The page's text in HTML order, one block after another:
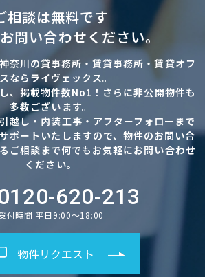
相談は無料です
問い合わせください。
奈川の貸事務所・賃貸事務所・賃貸オフ
ならライヴェックス。
、掲載物件数No1！さらに非公開物件も
多数ございます。
越し・内装工事・アフターフォローまで
ポートいたしますので、物件のお問い合
ご相談まで何でもお気軽にお問い合わせ
ください。
620-213
付時間 平日9:00～18:00
物件リクエスト